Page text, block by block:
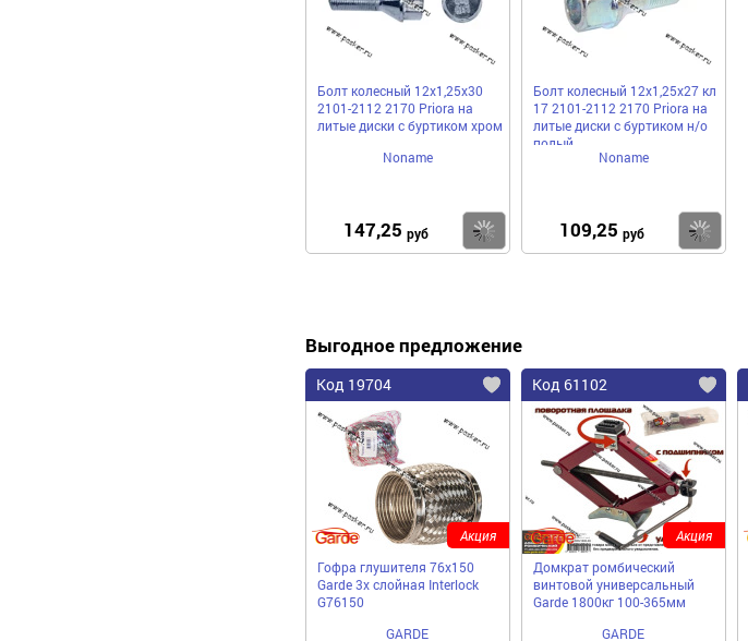
Болт колесный 12х1,25х30
2101-2112 2170 Priora на
литые диски с буртиком хром
Noname
147,25 руб Купить
Болт колесный 12х1,25х27 кл
17 2101-2112 2170 Priora на
литые диски с буртиком н/о
полый
Noname
109,25 руб
Выгодное предложение
Код 19704
Гофра глушителя 76x150
Garde 3х слойная Interloсk
G76150
GARDE
Акция
Код 61102
Домкрат ромбический
винтовой универсальный
Garde 1800кг 100-365мм
GARDE
Акция